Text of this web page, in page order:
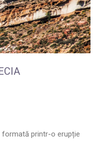
formată printr-o erupție